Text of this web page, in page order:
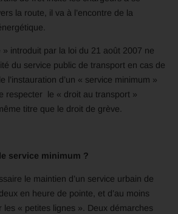
la route, il va à l’encontre de la
» introduit par la loi du 21 août 2007 ne
du service public de transport en cas de
l’instauration d’un « service minimum »
respecter le « droit au transport »
titre que le droit de grève.
service minimum ?
le maintien d’un service urbain de
en heure de pointe, et d’au moins
les « petites lignes ». Deux démarches